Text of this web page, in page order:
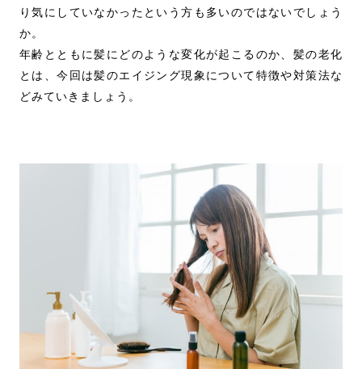
り気にしていなかったという方も多いのではないでしょう
か。
年齢とともに髪にどのような変化が起こるのか、髪の老化
とは、今回は髪のエイジング現象について特徴や対策法な
どみていきましょう。